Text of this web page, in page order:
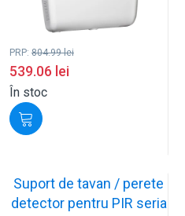
PRP: 804.99lei
539.06 lei
În stoc
Suport de tavan / perete
detector pentru PIR seria